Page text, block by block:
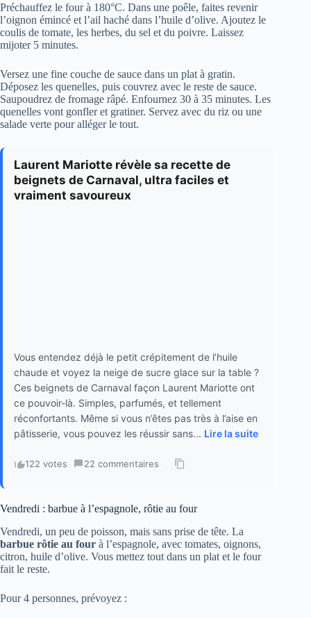
Préchauffez le four à 180°C. Dans une poêle, faites revenir
l’oignon émincé et l’ail haché dans l’huile d’olive. Ajoutez le
coulis de tomate, les herbes, du sel et du poivre. Laissez
mijoter 5 minutes.
Versez une fine couche de sauce dans un plat à gratin.
Déposez les quenelles, puis couvrez avec le reste de sauce.
Saupoudrez de fromage râpé. Enfournez 30 à 35 minutes. Les
quenelles vont gonfler et gratiner. Servez avec du riz ou une
salade verte pour alléger le tout.
Laurent Mariotte révèle sa recette de
beignets de Carnaval, ultra faciles et
vraiment savoureux
Vous entendez déjà le petit crépitement de l’huile
chaude et voyez la neige de sucre glace sur la table ?
Ces beignets de Carnaval façon Laurent Mariotte ont
ce pouvoir-là. Simples, parfumés, et tellement
réconfortants. Même si vous n’êtes pas très à l’aise en
pâtisserie, vous pouvez les réussir sans... Lire la suite
122 votes · 22 commentaires ·
Vendredi : barbue à l’espagnole, rôtie au four
Vendredi, un peu de poisson, mais sans prise de tête. La
barbue rôtie au four à l’espagnole, avec tomates, oignons,
citron, huile d’olive. Vous mettez tout dans un plat et le four
fait le reste.
Pour 4 personnes, prévoyez :